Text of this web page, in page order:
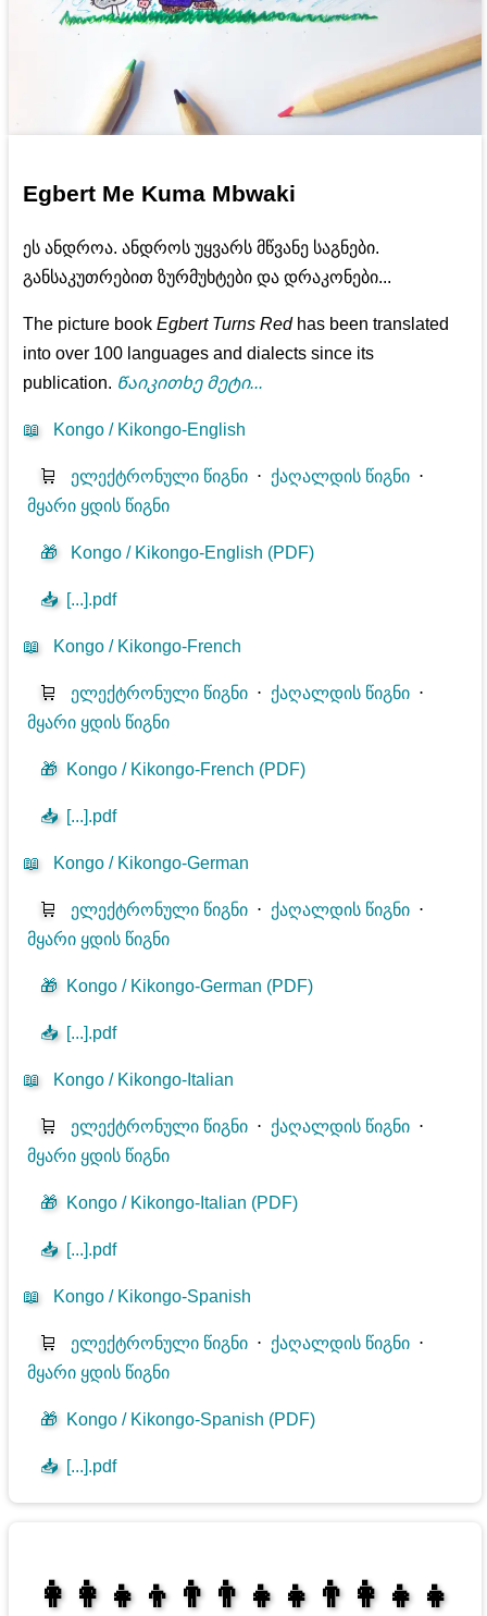
Egbert Me Kuma Mbwaki
ეს ანდროა. ანდროს უყვარს მწვანე საგნები.
განსაკუთრებით ზურმუხტები და დრაკონები...
The picture bookEgbert Turns Redhas been translated
into over 100 languages and dialects since its
publication. Წაიკითხე მეტი...
📖 Kongo / Kikongo-English
🛒 ელექტრონული წიგნი ⋅ ქაღალდის წიგნი ⋅
მყარი ყდის წიგნი
🎁 Kongo / Kikongo-English (PDF)
📥 [...].pdf
📖 Kongo / Kikongo-French
🛒 ელექტრონული წიგნი ⋅ ქაღალდის წიგნი ⋅
მყარი ყდის წიგნი
🎁 Kongo / Kikongo-French (PDF)
📥 [...].pdf
📖 Kongo / Kikongo-German
🛒 ელექტრონული წიგნი ⋅ ქაღალდის წიგნი ⋅
მყარი ყდის წიგნი
🎁 Kongo / Kikongo-German (PDF)
📥 [...].pdf
📖 Kongo / Kikongo-Italian
🛒 ელექტრონული წიგნი ⋅ ქაღალდის წიგნი ⋅
მყარი ყდის წიგნი
🎁 Kongo / Kikongo-Italian (PDF)
📥 [...].pdf
📖 Kongo / Kikongo-Spanish
🛒 ელექტრონული წიგნი ⋅ ქაღალდის წიგნი ⋅
მყარი ყდის წიგნი
🎁 Kongo / Kikongo-Spanish (PDF)
📥 [...].pdf
👩‍👩‍👧‍👦👨‍👨‍👧‍👧👨‍👩‍👧‍👧